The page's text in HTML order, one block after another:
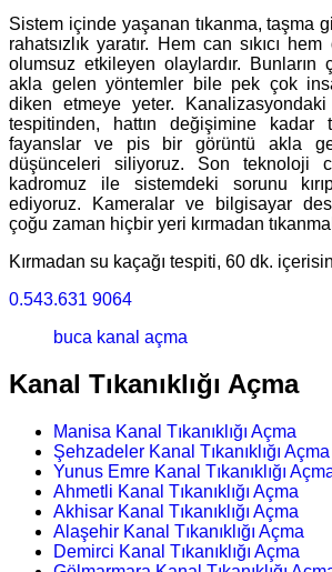
Sistem içinde yaşanan tıkanma, taşma
rahatsızlık yaratır. Hem can sıkıcı
olumsuz etkileyen olaylardır.
akla gelen yöntemler bile pek çok
diken etmeye yeter. Kanalizasyondaki
tespitinden, hattın değişimine kadar
fayanslar ve pis bir görüntü akla
düşünceleri siliyoruz. Son teknoloji
kadromuz ile sistemdeki sorunu
ediyoruz. Kameralar ve bilgisayar
çoğu zaman hiçbir yeri kırmadan
Kırmadan su kaçağı tespiti, 60 dk.
0.543.631 9064
buca kanal açma
Kanal Tıkanıklığı Açma
Manisa Kanal Tıkanıklığı Açma
Şehzadeler Kanal Tıkanıklığı Açma
Yunus Emre Kanal Tıkanıklığı
Ahmetli Kanal Tıkanıklığı Açma
Akhisar Kanal Tıkanıklığı Açma
Alaşehir Kanal Tıkanıklığı Açma
Demirci Kanal Tıkanıklığı Açma